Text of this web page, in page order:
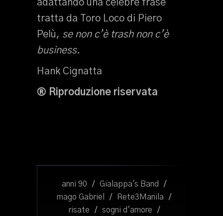
adattando una celebre frase
tratta da Toro Loco di Piero
Pelù, se non c’è trash non c’è
business.
Hank Cignatta
® Riproduzione riservata
anni 90 / Gialappa's Band
/
mago Gabriel
/ Rete3Manila
/
risate
/ sogni d'amore
/